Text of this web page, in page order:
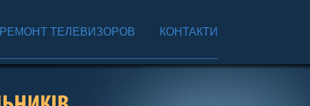
РЕМОНТ ТЕЛЕВИЗОРОВ КОНТАКТИ